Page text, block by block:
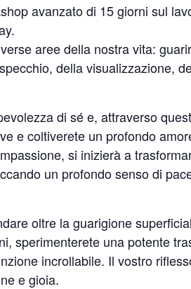
avanzato di 15 giorni sul
aree della nostra vita:
della visualizzazione,
di sé e, attraverso
e coltiverete un profondo
si inizierà a
un profondo senso di
oltre la guarigione
sperimenterete una potente
incrollabile. Il vostro
e gioia.